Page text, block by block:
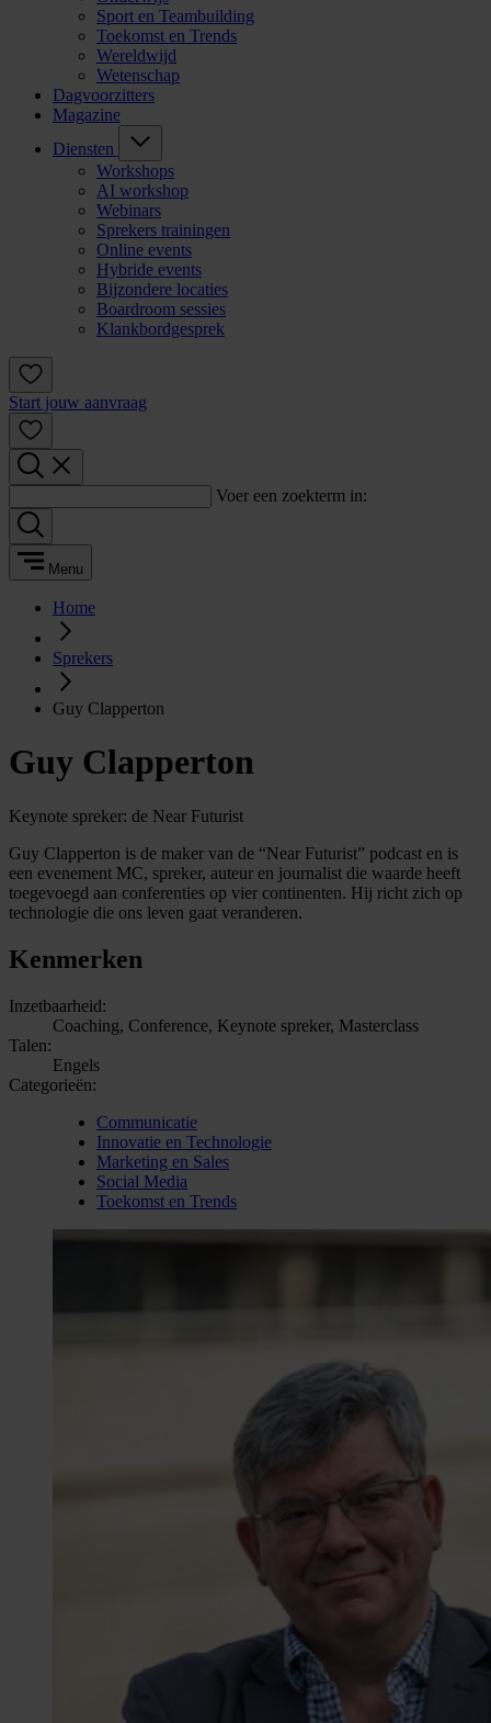
Sport en Teambuilding
Toekomst en Trends
Wereldwijd
Wetenschap
Dagvoorzitters
Magazine
Diensten
Workshops
AI workshop
Webinars
Sprekers trainingen
Online events
Hybride events
Bijzondere locaties
Boardroom sessies
Klankbordgesprek
Start jouw aanvraag
Voer een zoekterm in:
Menu
Home
Sprekers
Guy Clapperton
Guy Clapperton
Keynote spreker: de Near Futurist
Guy Clapperton is de maker van de “Near Futurist” podcast en is
een evenement MC, spreker, auteur en journalist die waarde heeft
toegevoegd aan conferenties op vier continenten. Hij richt zich op
technologie die ons leven gaat veranderen.
Kenmerken
Inzetbaarheid:
Coaching, Conference, Keynote spreker, Masterclass
Talen:
Engels
Categorieën:
Communicatie
Innovatie en Technologie
Marketing en Sales
Social Media
Toekomst en Trends